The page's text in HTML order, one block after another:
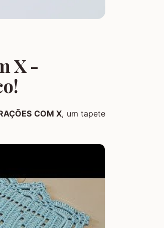
X -
COM X, um tapete